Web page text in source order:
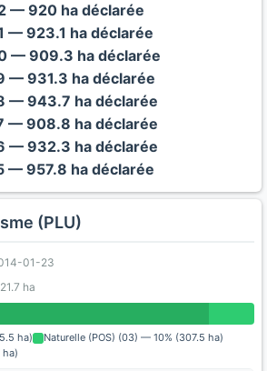
— 920 ha déclarée
— 923.1 ha déclarée
— 909.3 ha déclarée
— 931.3 ha déclarée
— 943.7 ha déclarée
— 908.8 ha déclarée
— 932.3 ha déclarée
— 957.8 ha déclarée
(PLU)
01-23
ha
ha)
Naturelle (POS) (03) — 10% (307.5 ha)